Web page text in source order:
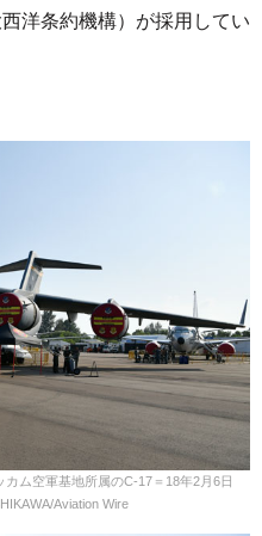
洋条約機構）が採用してい
ム空軍基地所属のC-17＝18年2月6日
Aviation Wire